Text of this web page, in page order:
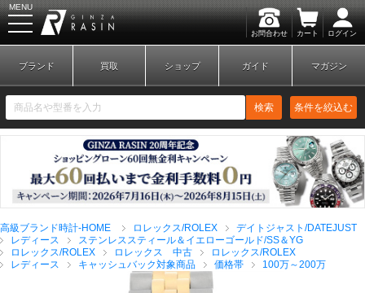
お問合わせ カート ログイン
MENU
新規会員登録 ログイン
ブランドから探す
ブランド 買取 ショップ ガイド マガジン
検索 条件を絞込む
高級ブランド時計-HOME ロレックス/ROLEX
デイトジャスト/DATEJUST
レディース
ステンレススティール＆イエローゴールド/SS＆YG
ロレックス/ROLEX
ロレックス 中古
ロレックス/ROLEX
レディース
キャッシュバック対象商品 価格帯 100万～200万